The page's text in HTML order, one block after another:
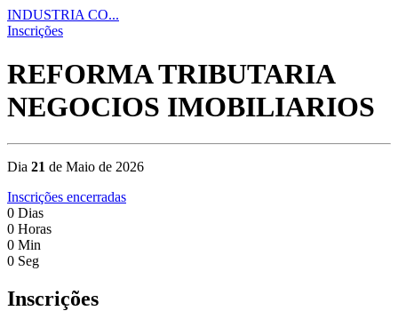
INDUSTRIA CO...
Inscrições
REFORMA TRIBUTARIA
NEGOCIOS IMOBILIARIOS
Dia 21 de Maio de 2026
Inscrições encerradas
0 Dias
0 Horas
0 Min
0 Seg
Inscrições